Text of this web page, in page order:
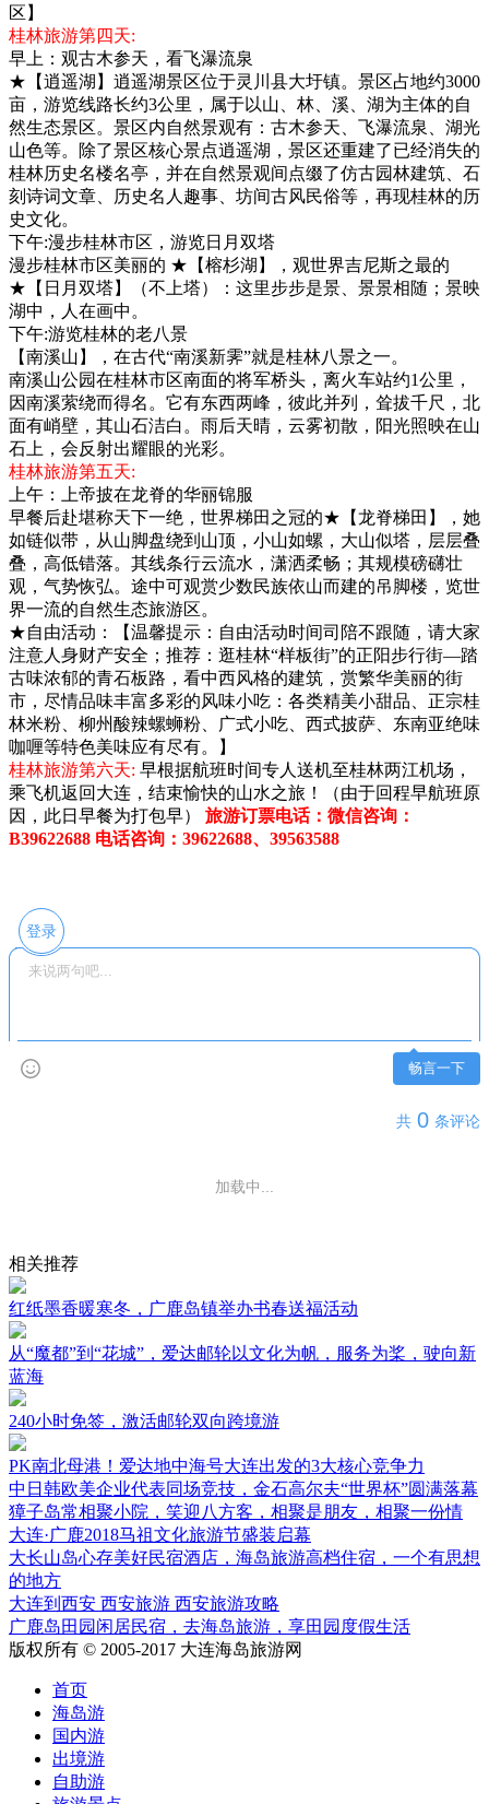
区】
桂林旅游第四天:
早上：观古木参天，看飞瀑流泉
★【逍遥湖】逍遥湖景区位于灵川县大圩镇。景区占地约3000
亩，游览线路长约3公里，属于以山、林、溪、湖为主体的自
然生态景区。景区内自然景观有：古木参天、飞瀑流泉、湖光
山色等。除了景区核心景点逍遥湖，景区还重建了已经消失的
桂林历史名楼名亭，并在自然景观间点缀了仿古园林建筑、石
刻诗词文章、历史名人趣事、坊间古风民俗等，再现桂林的历
史文化。
下午:漫步桂林市区，游览日月双塔
漫步桂林市区美丽的 ★【榕杉湖】，观世界吉尼斯之最的
★【日月双塔】（不上塔）：这里步步是景、景景相随；景映
湖中，人在画中。
下午:游览桂林的老八景
【南溪山】，在古代“南溪新霁”就是桂林八景之一。
南溪山公园在桂林市区南面的将军桥头，离火车站约1公里，
因南溪萦绕而得名。它有东西两峰，彼此并列，耸拔千尺，北
面有峭壁，其山石洁白。雨后天晴，云雾初散，阳光照映在山
石上，会反射出耀眼的光彩。
桂林旅游第五天:
上午：上帝披在龙脊的华丽锦服
早餐后赴堪称天下一绝，世界梯田之冠的★【龙脊梯田】，她
如链似带，从山脚盘绕到山顶，小山如螺，大山似塔，层层叠
叠，高低错落。其线条行云流水，潇洒柔畅；其规模磅礴壮
观，气势恢弘。途中可观赏少数民族依山而建的吊脚楼，览世
界一流的自然生态旅游区。
★自由活动：【温馨提示：自由活动时间司陪不跟随，请大家
注意人身财产安全；推荐：逛桂林“样板街”的正阳步行街—踏
古味浓郁的青石板路，看中西风格的建筑，赏繁华美丽的街
市，尽情品味丰富多彩的风味小吃：各类精美小甜品、正宗桂
林米粉、柳州酸辣螺蛳粉、广式小吃、西式披萨、东南亚绝味
咖喱等特色美味应有尽有。】
桂林旅游第六天: 早根据航班时间专人送机至桂林两江机场，
乘飞机返回大连，结束愉快的山水之旅！（由于回程早航班原
因，此日早餐为打包早）
旅游订票电话：微信咨询：
B39622688 电话咨询：39622688、39563588
登录
畅言一下
共 0 条评论
加载中...
相关推荐
红纸墨香暖寒冬，广鹿岛镇举办书春送福活动
从“魔都”到“花城”，爱达邮轮以文化为帆，服务为桨，驶向新
蓝海
240小时免签，激活邮轮双向跨境游
PK南北母港！爱达地中海号大连出发的3大核心竞争力
中日韩欧美企业代表同场竞技，金石高尔夫“世界杯”圆满落幕
獐子岛常相聚小院，笑迎八方客，相聚是朋友，相聚一份情
大连·广鹿2018马祖文化旅游节盛装启幕
大长山岛心存美好民宿酒店，海岛旅游高档住宿，一个有思想
的地方
大连到西安 西安旅游 西安旅游攻略
广鹿岛田园闲居民宿，去海岛旅游，享田园度假生活
版权所有 © 2005-2017 大连海岛旅游网
首页
海岛游
国内游
出境游
自助游